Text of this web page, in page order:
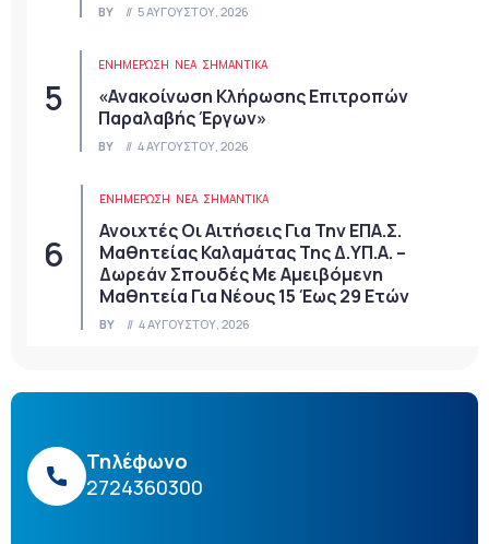
BY 5 ΑΥΓΟΎΣΤΟΥ, 2026
ΕΝΗΜΕΡΩΣΗ ΝΈΑ ΣΗΜΑΝΤΙΚΆ
«Ανακοίνωση Κλήρωσης Επιτροπών
Παραλαβής Έργων»
BY 4 ΑΥΓΟΎΣΤΟΥ, 2026
ΕΝΗΜΕΡΩΣΗ ΝΈΑ ΣΗΜΑΝΤΙΚΆ
Ανοιχτές Οι Αιτήσεις Για Την ΕΠΑ.Σ.
Μαθητείας Καλαμάτας Της Δ.ΥΠ.Α. –
Δωρεάν Σπουδές Με Αμειβόμενη
Μαθητεία Για Νέους 15 Έως 29 Ετών
BY 4 ΑΥΓΟΎΣΤΟΥ, 2026
Τηλέφωνο
2724360300